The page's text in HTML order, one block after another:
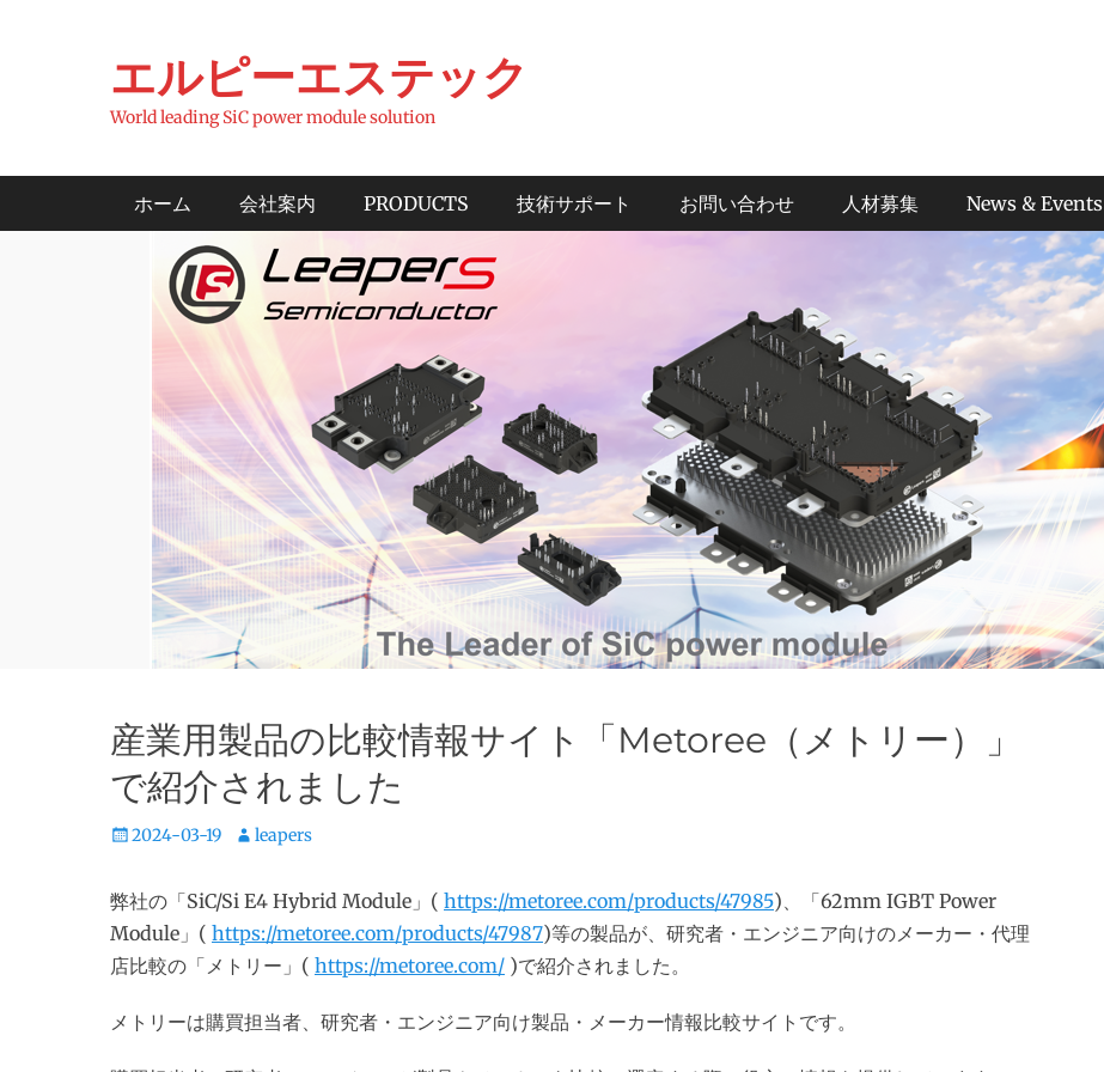
へ
エルピーエステック
World leading SiC power module solution
メインメニュー
ホーム 会社案内 PRODUCTS 技術サポート お問い合わせ 人材募集 News & Events
産業用製品の比較情報サイト「Metoree（メトリー）」
で紹介されました
投
日
2024-03-19
投
者
leapers
弊社の「SiC/Si E4 Hybrid Module」( https://metoree.com/products/47985)、「62mm IGBT Power
Module」( https://metoree.com/products/47987)等の製品が、研究者・エンジニア向けのメーカー・代理
店比較の「メトリー」( https://metoree.com/ )で紹介されました。
メトリーは購買担当者、研究者・エンジニア向け製品・メーカー情報比較サイトです。